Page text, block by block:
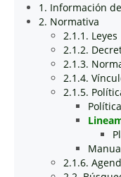
1. Información
2. Normativa
2.1.1. Leyes
2.1.2.
2.1.3.
2.1.4.
2.1.5.
2.1.6.